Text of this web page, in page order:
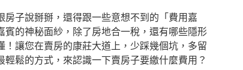
子說掰掰，還得跟一些意想不到的「費用嘉
的神秘面紗，除了房地合一稅，還有哪些隱形
讓您在賣房的康莊大道上，少踩幾個坑，多留
鬆的方式，來認識一下賣房子要繳什麼費用？